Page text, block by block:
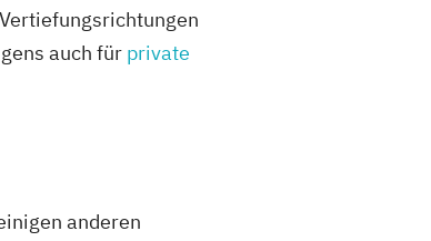
auch für private
anderen